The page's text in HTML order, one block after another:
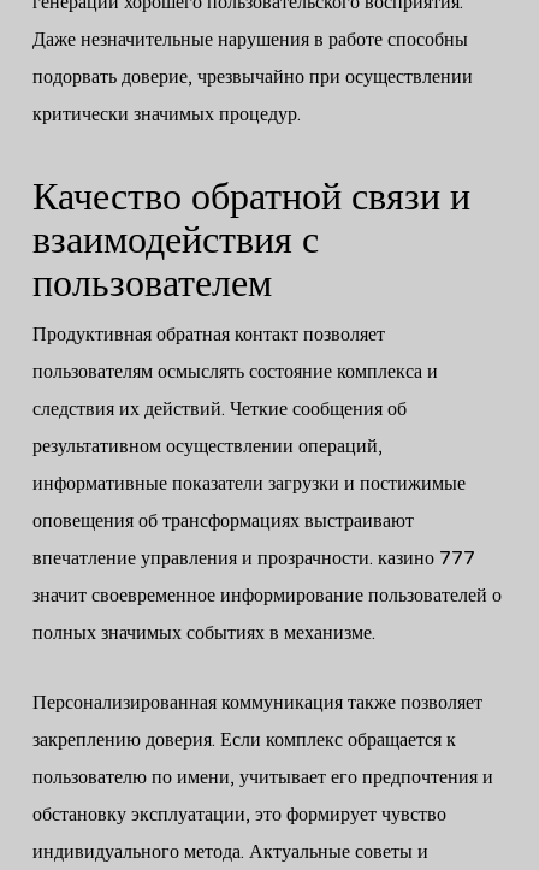
Даже незначительные нарушения в работе способны
подорвать доверие, чрезвычайно при осуществлении
критически значимых процедур.
Качество обратной связи и
взаимодействия с
пользователем
Продуктивная обратная контакт позволяет
пользователям осмыслять состояние комплекса и
следствия их действий. Четкие сообщения об
результативном осуществлении операций,
информативные показатели загрузки и постижимые
оповещения об трансформациях выстраивают
впечатление управления и прозрачности. казино 777
значит своевременное информирование пользователей о
полных значимых событиях в механизме.
Персонализированная коммуникация также позволяет
закреплению доверия. Если комплекс обращается к
пользователю по имени, учитывает его предпочтения и
обстановку эксплуатации, это формирует чувство
индивидуального метода. Актуальные советы и